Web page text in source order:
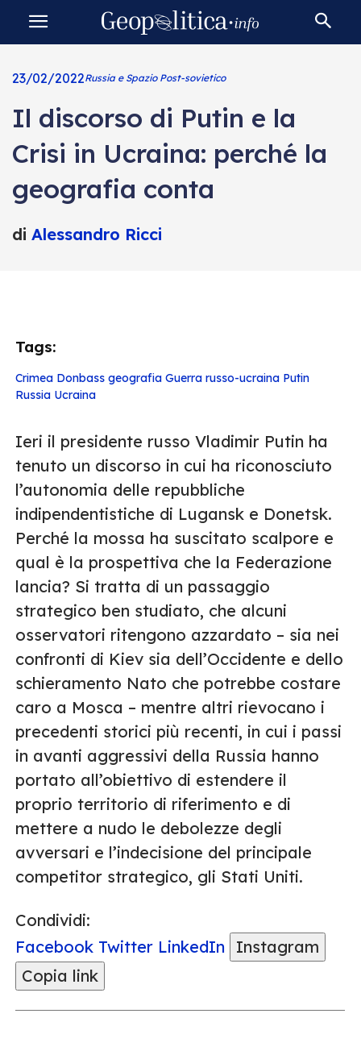
23/02/2022Russia e Spazio Post-sovietico
Il discorso di Putin e la
Crisi in Ucraina: perché la
geografia conta
di Alessandro Ricci
Tags:
Crimea Donbass geografia Guerra russo-ucraina Putin
Russia Ucraina
Ieri il presidente russo Vladimir Putin ha
tenuto un discorso in cui ha riconosciuto
l’autonomia delle repubbliche
indipendentistiche di Lugansk e Donetsk.
Perché la mossa ha suscitato scalpore e
qual è la prospettiva che la Federazione
lancia? Si tratta di un passaggio
strategico ben studiato, che alcuni
osservatori ritengono azzardato – sia nei
confronti di Kiev sia dell’Occidente e dello
schieramento Nato che potrebbe costare
caro a Mosca – mentre altri rievocano i
precedenti storici più recenti, in cui i passi
in avanti aggressivi della Russia hanno
portato all’obiettivo di estendere il
proprio territorio di riferimento e di
mettere a nudo le debolezze degli
avversari e l’indecisione del principale
competitor strategico, gli Stati Uniti.
Condividi:
Facebook Twitter LinkedIn
Instagram
Copia link